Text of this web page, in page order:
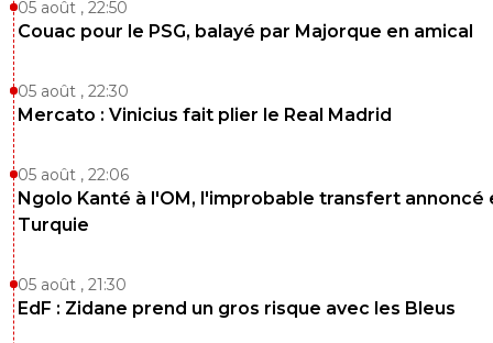
05 août , 22:50
Couac pour le PSG, balayé par Majorque en amical
05 août , 22:30
Mercato : Vinicius fait plier le Real Madrid
05 août , 22:06
Ngolo Kanté à l'OM, l'improbable transfert annoncé
Turquie
05 août , 21:30
EdF : Zidane prend un gros risque avec les Bleus